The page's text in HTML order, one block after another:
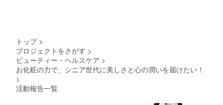
てる存在で
トップ >
プロジェクトをさがす >
ビューティー・ヘルスケア >
お化粧の力で、シニア世代に美しさと心の潤いを届けたい！
>
活動報告一覧